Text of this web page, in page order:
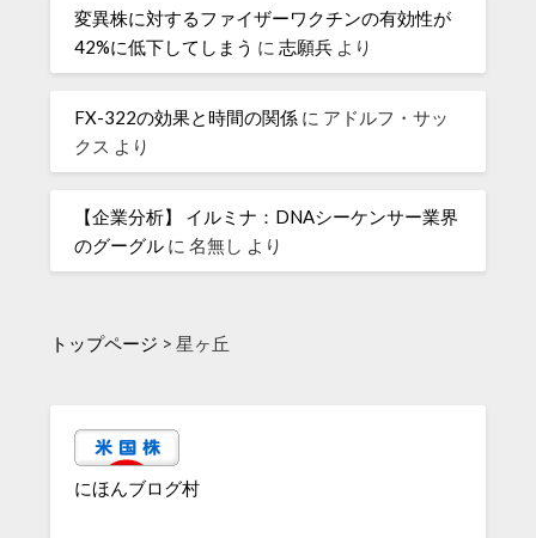
変異株に対するファイザーワクチンの有効性が
42%に低下してしまう に志願兵 より
FX-322の効果と時間の関係 に アドルフ・サッ
クス より
【企業分析】 イルミナ：DNAシーケンサー業界
のグーグル に名無し より
トップページ > 星ヶ丘
にほんブログ村